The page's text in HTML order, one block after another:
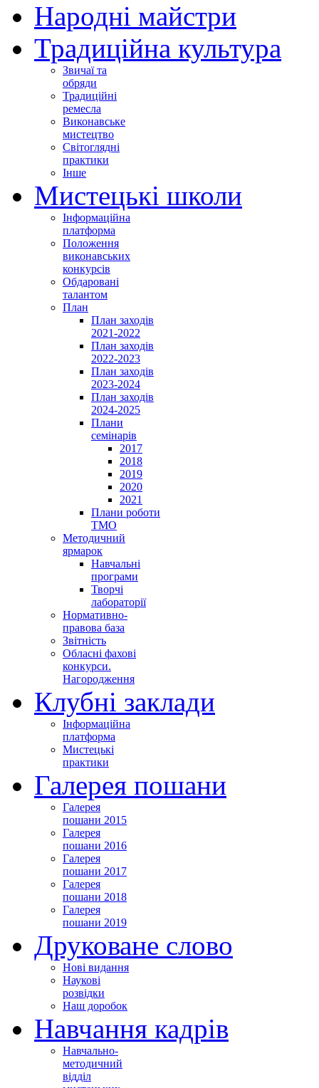
Народні майстри
Традиційна культура
Звичаї та
обряди
Традиційні
ремесла
Виконавське
мистецтво
Світоглядні
практики
Інше
Мистецькі школи
Інформаційна
платформа
Положення
виконавських
конкурсів
Обдаровані
талантом
План
План заходів
2021-2022
План заходів
2022-2023
План заходів
2023-2024
План заходів
2024-2025
Плани
семінарів
2017
2018
2019
2020
2021
Плани роботи
ТМО
Методичний
ярмарок
Навчальні
програми
Творчі
лабораторії
Нормативно-
правова база
Звітність
Обласні фахові
конкурси.
Нагородження
Клубні заклади
Інформаційна
платформа
Мистецькі
практики
Галерея пошани
Галерея
пошани 2015
Галерея
пошани 2016
Галерея
пошани 2017
Галерея
пошани 2018
Галерея
пошани 2019
Друковане слово
Нові видання
Наукові
розвідки
Наш доробок
Навчання кадрів
Навчально-
методичний
відділ